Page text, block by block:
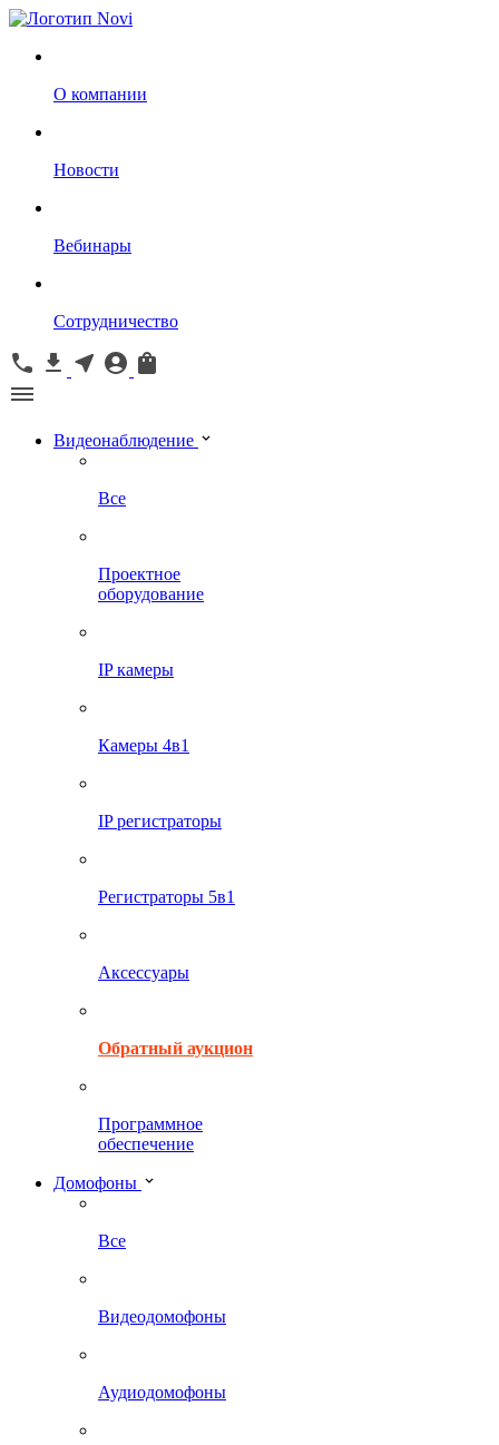
О компании
Новости
Вебинары
Сотрудничество
Видеонаблюдение
Все
Проектное
оборудование
IP камеры
Камеры 4в1
IP регистраторы
Регистраторы 5в1
Аксессуары
Обратный аукцион
Программное
обеспечение
Домофоны
Все
Видеодомофоны
Аудиодомофоны